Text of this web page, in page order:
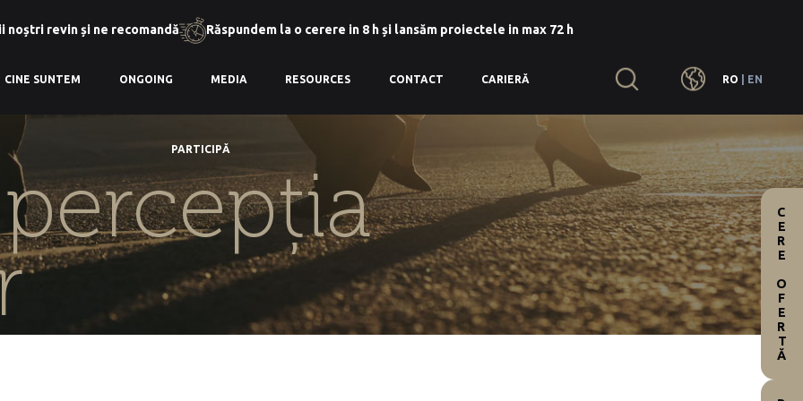
noștri revin și ne recomandă Răspundem la o cerere in 8 h și lansăm proiectele in max 72 h
RO EN
CINE SUNTEM ONGOING MEDIA RESOURCES CONTACT CARIERĂ
PARTICIPĂ
percepția CERE OFERTĂ